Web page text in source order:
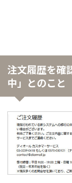
注文履歴を確
中」とのこと